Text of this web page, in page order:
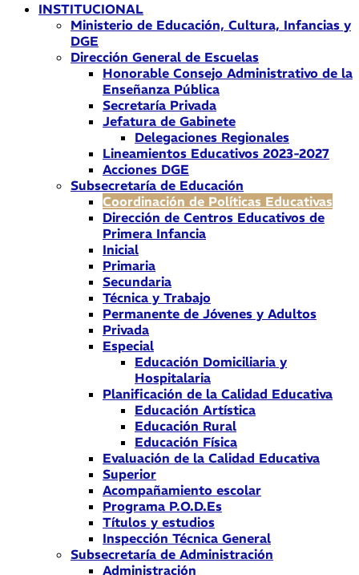
INSTITUCIONAL
Ministerio de Educación, Cultura, Infancias y
DGE
Dirección General de Escuelas
Honorable Consejo Administrativo de la
Enseñanza Pública
Secretaría Privada
Jefatura de Gabinete
Delegaciones Regionales
Lineamientos Educativos 2023-2027
Acciones DGE
Subsecretaría de Educación
Coordinación de Políticas Educativas
Dirección de Centros Educativos de
Primera Infancia
Inicial
Primaria
Secundaria
Técnica y Trabajo
Permanente de Jóvenes y Adultos
Privada
Especial
Educación Domiciliaria y
Hospitalaria
Planificación de la Calidad Educativa
Educación Artística
Educación Rural
Educación Física
Evaluación de la Calidad Educativa
Superior
Acompañamiento escolar
Programa P.O.D.Es
Títulos y estudios
Inspección Técnica General
Subsecretaría de Administración
Administración